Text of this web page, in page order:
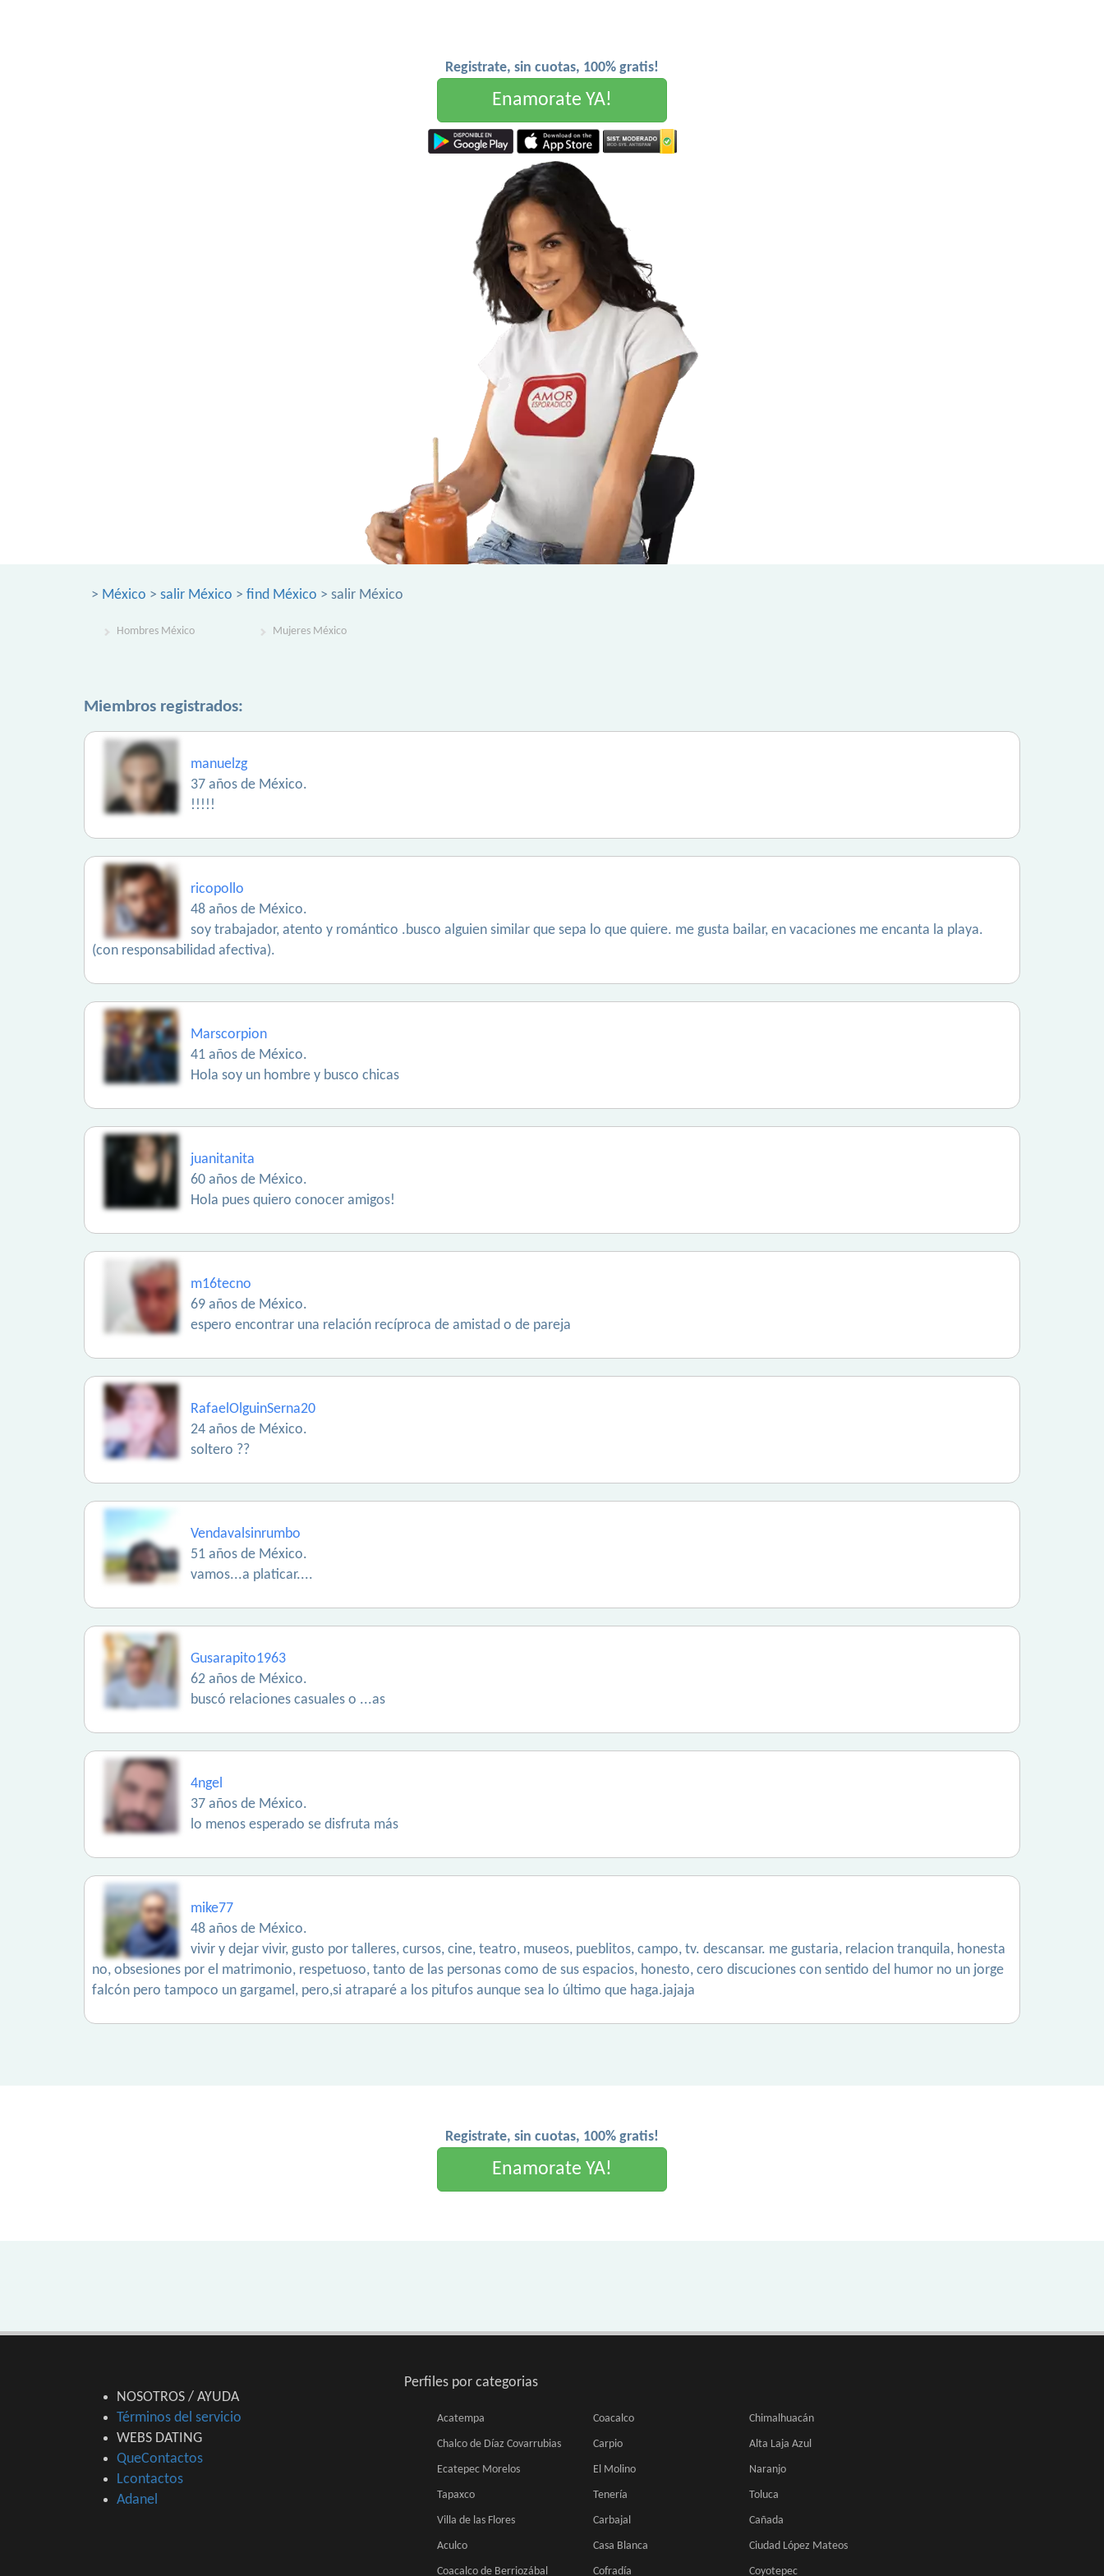
Registrate, sin cuotas, 100% gratis!
Enamorate YA!
> México > salir México > find México > salir México
Hombres México Mujeres México
Miembros registrados:
manuelzg
37 años de México.
!!!!!
ricopollo
48 años de México.
soy trabajador, atento y romántico .busco alguien similar que sepa lo que quiere. me gusta bailar, en vacaciones me encanta la playa.
(con responsabilidad afectiva).
Marscorpion
41 años de México.
Hola soy un hombre y busco chicas
juanitanita
60 años de México.
Hola pues quiero conocer amigos!
m16tecno
69 años de México.
espero encontrar una relación recíproca de amistad o de pareja
RafaelOlguinSerna20
24 años de México.
soltero ??
Vendavalsinrumbo
51 años de México.
vamos...a platicar....
Gusarapito1963
62 años de México.
buscó relaciones casuales o ...as
4ngel
37 años de México.
lo menos esperado se disfruta más
mike77
48 años de México.
vivir y dejar vivir, gusto por talleres, cursos, cine, teatro, museos, pueblitos, campo, tv. descansar. me gustaria, relacion tranquila, honesta
no, obsesiones por el matrimonio, respetuoso, tanto de las personas como de sus espacios, honesto, cero discuciones con sentido del humor no un jorge
falcón pero tampoco un gargamel, pero,si atraparé a los pitufos aunque sea lo último que haga.jajaja
Registrate, sin cuotas, 100% gratis!
Enamorate YA!
NOSOTROS / AYUDA
Términos del servicio
WEBS DATING
QueContactos
Lcontactos
Adanel
Perfiles por categorias
Acatempa Coacalco Chimalhuacán
Chalco de Díaz Covarrubias Carpio Alta Laja Azul
Ecatepec Morelos El Molino Naranjo
Tapaxco Tenería Toluca
Villa de las Flores Carbajal Cañada
Aculco Casa Blanca Ciudad López Mateos
Coacalco de Berriozábal Cofradía Coyotepec